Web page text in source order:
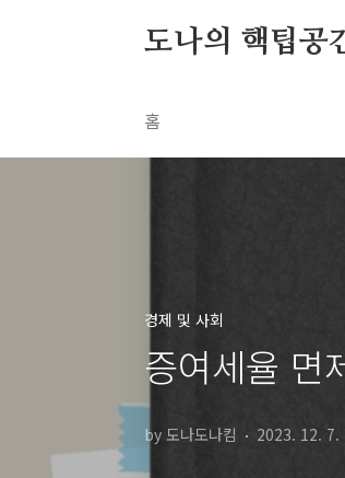
도나의 핵팁공
홈
경제 및 사회
증여세율 면
by 도나도나킴 2023. 12. 7.